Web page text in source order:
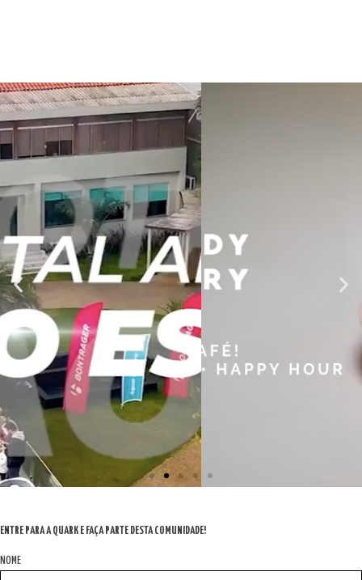
ENTRE PARA A QUARK E FAÇA PARTE DESTA COMUNIDADE!
NOME